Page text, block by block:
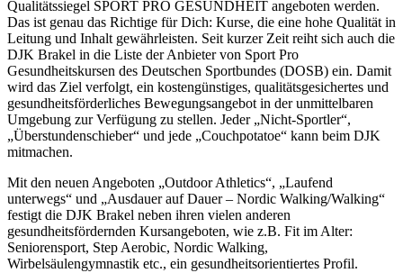
Qualitätssiegel SPORT PRO GESUNDHEIT angeboten werden.
Das ist genau das Richtige für Dich: Kurse, die eine hohe Qualität in
Leitung und Inhalt gewährleisten. Seit kurzer Zeit reiht sich auch die
DJK Brakel in die Liste der Anbieter von Sport Pro
Gesundheitskursen des Deutschen Sportbundes (DOSB) ein. Damit
wird das Ziel verfolgt, ein kostengünstiges, qualitätsgesichertes und
gesundheitsförderliches Bewegungsangebot in der unmittelbaren
Umgebung zur Verfügung zu stellen. Jeder „Nicht-Sportler“,
„Überstundenschieber“ und jede „Couchpotatoe“ kann beim DJK
mitmachen.
Mit den neuen Angeboten „Outdoor Athletics“, „Laufend
unterwegs“ und „Ausdauer auf Dauer – Nordic Walking/Walking“
festigt die DJK Brakel neben ihren vielen anderen
gesundheitsfördernden Kursangeboten, wie z.B. Fit im Alter:
Seniorensport, Step Aerobic, Nordic Walking,
Wirbelsäulengymnastik etc., ein gesundheitsorientiertes Profil.